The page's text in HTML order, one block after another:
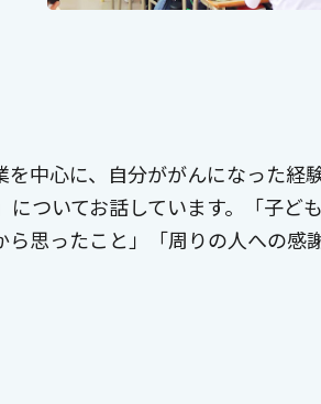
中心に、自分ががんになった経
ついてお話しています。「子ど
思ったこと」「周りの人への感